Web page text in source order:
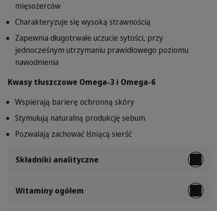
mięsożerców
Charakteryzuje się wysoką strawnością
Zapewnia długotrwałe uczucie sytości, przy
jednocześnym utrzymaniu prawidłowego poziomu
nawodnienia
Kwasy tłuszczowe Omega-3 i Omega-6
Wspierają barierę ochronną skóry
Stymulują naturalną produkcję sebum
Pozwalają zachować lśniącą sierść
Składniki analityczne
Witaminy ogółem